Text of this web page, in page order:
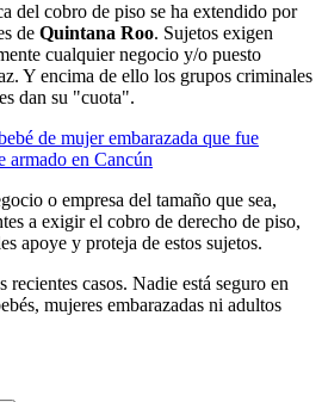
del cobro de piso se ha extendido por
de Quintana Roo. Sujetos exigen
cualquier negocio y/o puesto
Y encima de ello los grupos criminales
dan su "cuota".
de mujer embarazada que fue
armado en Cancún
o empresa del tamaño que sea,
a exigir el cobro de derecho de piso,
apoye y proteja de estos sujetos.
casos. Nadie está seguro en
mujeres embarazadas ni adultos